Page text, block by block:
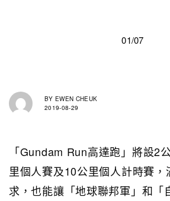
01/07
BY EWEN CHEUK
2019-08-29
「Gundam Run高達跑」將設2
里個人賽及10公里個人計時賽，
求，也能讓「地球聯邦軍」和「